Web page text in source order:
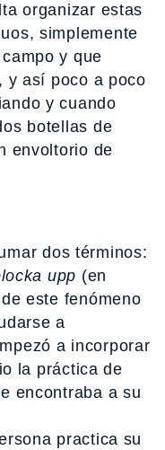
organizar estas
simplemente
y que
y así poco a poco
y cuando
botellas de
envoltorio de
dos términos:
upp (en
este fenómeno
a
a incorporar
la práctica de
encontraba a su
practica su